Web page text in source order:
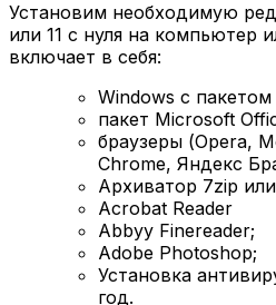
Установим необходимую
или 11 с нуля на компьютер
включает в себя:
Windows с
пакет Microsoft
браузеры (Opera,
Chrome, Яндекс
Архиватор 7zip
Acrobat Reader
Abbyy Finereader;
Adobe Photoshop;
Установка
год.